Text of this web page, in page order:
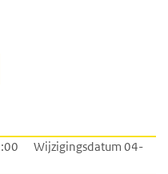
Wijzigingsdatum 04-